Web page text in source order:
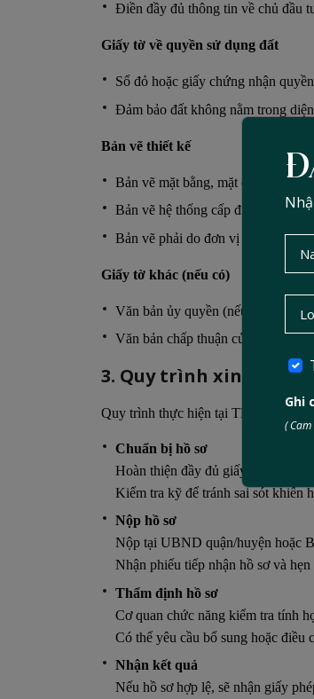
Điền đầy đủ thông tin về chủ đầu
Giấy tờ về quyền sử dụng đất
Sổ đỏ hoặc giấy chứng nhận
Đảm bảo đất không nằm trong
Bản vẽ thiết kế
Bản vẽ mặt bằng, mặt đứng, mặt
Bản vẽ hệ thống cấp điện, cấp
Bản vẽ phải do đơn vị có chứng
Giấy tờ khác (nếu có)
Văn bản ủy quyền (nếu không tự
Văn bản chấp thuận của các bên
3. Quy trình xin giấy
Quy trình thực hiện tại TP.HCM
Chuẩn bị hồ sơ
Hoàn thiện đầy đủ giấy tờ, bản vẽ,
Kiểm tra kỹ để tránh sai sót khiến
Nộp hồ sơ
Nộp tại UBND quận/huyện hoặc
Nhận phiếu tiếp nhận hồ sơ và hẹn
Thẩm định hồ sơ
Cơ quan chức năng kiểm tra tính
Có thể yêu cầu bổ sung hoặc điều
Nhận kết quả
Nếu hồ sơ hợp lệ, sẽ nhận giấy
Ghi
(